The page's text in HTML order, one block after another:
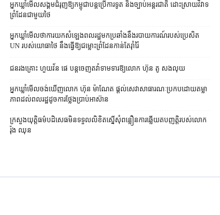
អ្នកឃ្លាំមើល​សង្គម​ជំរុញ​ឱ្យ​កម្ពុជា​បន្ត​ប្រើ​ការទូត និង​ច្បាប់​អន្តរជាតិ ដោះស្រាយ​វិវាទ​
ព្រំដែន​ជាមួយ​ថៃ
អ្នកឃ្លាំមើល​ថា​ការ​យក​សំឡេង​ពលរដ្ឋ​មក​ប្រឆាំង​នឹង​របាយការណ៍​របស់​ប្រេសិត
UN របស់​យោធា​ថៃ នឹង​ធ្វើ​ឱ្យ​ជម្លោះព្រំដែន​កាន់តែ​រ៉ាំរ៉ៃ
ជនរងគ្រោះ ហួយវ័ន ផេ បន្ត​ចេញ​តវ៉ា​ទាមទារ​ឱ្យ​លោក ហ៊ុន តូ សង​លុយ
អ្នកឃ្លាំមើល​ចង់​ឃើញ​លោក ហ៊ុន ម៉ាណែត ផ្ដល់​សេវា​សាធារណៈ​ប្រកបដោយ​តម្លា
ភាព​ដល់​ពលរដ្ឋ​ដូច​ការ​ថ្លែង​ប្រាប់​អាស៊ាន
ក្រសួងយុត្តិធម៌​បដិសេធ​មិន​ទទួល​លិខិត​ស្នើសុំ​ពន្លឿន​ការ​ឆ្លើយតប​ញត្តិ​របស់​លោក
រ៉ុង ឈុន